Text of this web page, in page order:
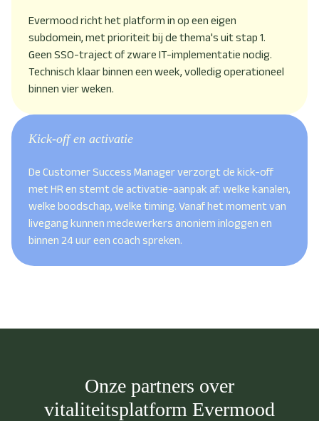
Evermood richt het platform in op een eigen
subdomein, met prioriteit bij de thema's uit stap 1.
Geen SSO-traject of zware IT-implementatie nodig.
Technisch klaar binnen een week, volledig operationeel
binnen vier weken.
Kick-off en activatie
De Customer Success Manager verzorgt de kick-off
met HR en stemt de activatie-aanpak af: welke kanalen,
welke boodschap, welke timing. Vanaf het moment van
livegang kunnen medewerkers anoniem inloggen en
binnen 24 uur een coach spreken.
Onze partners over
vitaliteitsplatform Evermood